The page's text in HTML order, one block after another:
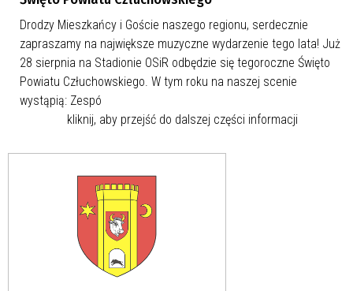
Drodzy Mieszkańcy i Goście naszego regionu, serdecznie
zapraszamy na największe muzyczne wydarzenie tego lata! Już
28 sierpnia na Stadionie OSiR odbędzie się tegoroczne Święto
Powiatu Człuchowskiego. W tym roku na naszej scenie
wystąpią: Zespó
kliknij, aby przejść do dalszej części informacji